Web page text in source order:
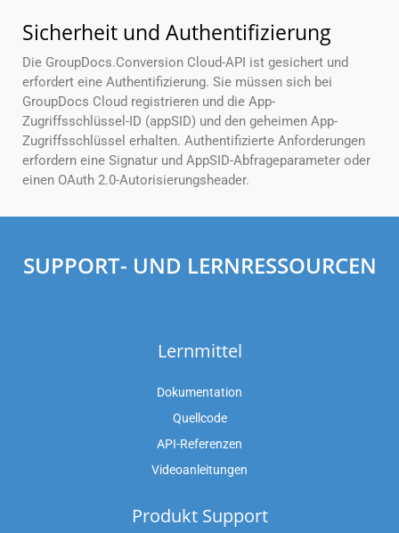
Sicherheit und Authentifizierung
Die GroupDocs.Conversion Cloud-API ist gesichert und
erfordert eine Authentifizierung. Sie müssen sich bei
GroupDocs Cloud registrieren und die App-
Zugriffsschlüssel-ID (appSID) und den geheimen App-
Zugriffsschlüssel erhalten. Authentifizierte Anforderungen
erfordern eine Signatur und AppSID-Abfrageparameter oder
einen OAuth 2.0-Autorisierungsheader.
SUPPORT- UND LERNRESSOURCEN
Lernmittel
Dokumentation
Quellcode
API-Referenzen
Videoanleitungen
Produkt Support